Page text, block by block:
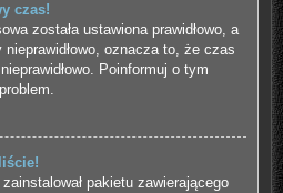
czas!
została ustawiona prawidłowo, a
oznacza to, że czas
Poinformuj o tym
pakietu zawierającego